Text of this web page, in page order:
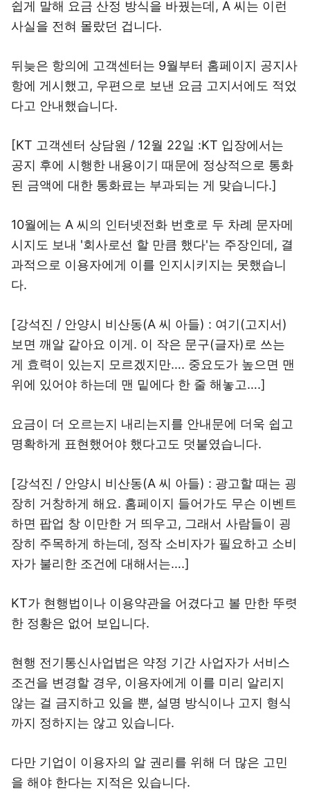
쉽게 말해 요금 산정 방식을 바꿨는데, A 씨는 이런
사실을 전혀 몰랐던 겁니다.
뒤늦은 항의에 고객센터는 9월부터 홈페이지 공지사
항에 게시했고, 우편으로 보낸 요금 고지서에도 적었
다고 안내했습니다.
[KT 고객센터 상담원 / 12월 22일 :KT 입장에서는
공지 후에 시행한 내용이기 때문에 정상적으로 통화
된 금액에 대한 통화료는 부과되는 게 맞습니다.]
10월에는 A 씨의 인터넷전화 번호로 두 차례 문자메
시지도 보내 '회사로선 할 만큼 했다'는 주장인데, 결
과적으로 이용자에게 이를 인지시키지는 못했습니
다.
[강석진 / 안양시 비산동(A 씨 아들) : 여기(고지서)
보면 깨알 같아요 이게. 이 작은 문구(글자)로 쓰는
게 효력이 있는지 모르겠지만…. 중요도가 높으면 맨
위에 있어야 하는데 맨 밑에다 한 줄 해놓고….]
요금이 더 오르는지 내리는지를 안내문에 더욱 쉽고
명확하게 표현했어야 했다고도 덧붙였습니다.
[강석진 / 안양시 비산동(A 씨 아들) : 광고할 때는 굉
장히 거창하게 해요. 홈페이지 들어가도 무슨 이벤트
하면 팝업 창 이만한 거 띄우고, 그래서 사람들이 굉
장히 주목하게 하는데, 정작 소비자가 필요하고 소비
자가 불리한 조건에 대해서는….]
KT가 현행법이나 이용약관을 어겼다고 볼 만한 뚜렷
한 정황은 없어 보입니다.
현행 전기통신사업법은 약정 기간 사업자가 서비스
조건을 변경할 경우, 이용자에게 이를 미리 알리지
않는 걸 금지하고 있을 뿐, 설명 방식이나 고지 형식
까지 정하지는 않고 있습니다.
다만 기업이 이용자의 알 권리를 위해 더 많은 고민
을 해야 한다는 지적은 있습니다.